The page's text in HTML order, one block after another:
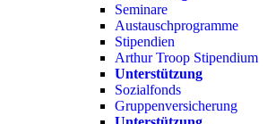
Seminare
Austauschprogramme
Stipendien
Arthur Troop Stipendium
Unterstützung
Sozialfonds
Gruppenversicherung